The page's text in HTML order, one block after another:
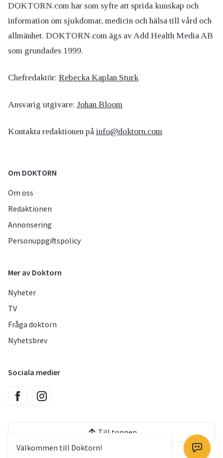
Välkommen till Doktorn!
DOKTORN.com har som syfte att sprida kunskap och
information om sjukdomar, medicin och hälsa till vård och
allmänhet. DOKTORN.com ägs av Add Health Media AB
som grundades 1999.
Chefredaktör: Rebecka Kaplan Sturk
Ansvarig utgivare: Johan Bloom
Kontakta redaktionen på info@doktorn.com
Om DOKTORN
Om oss
Redaktionen
Annonsering
Personuppgiftspolicy
Mer av Doktorn
Nyheter
TV
Fråga doktorn
Nyhetsbrev
Sociala medier
Till toppen